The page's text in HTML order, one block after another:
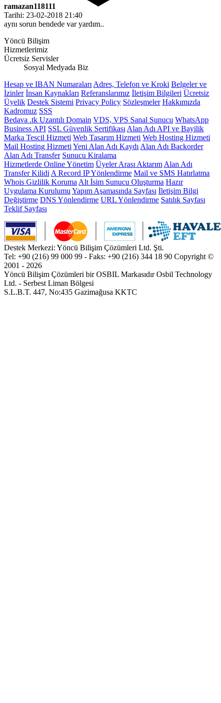
ramazan118111
Tarihi: 23-02-2018 21:40
aynı sorun bendede var yardım..
Yöncü Bilişim
Hizmetlerimiz
Ücretsiz Servisler
Sosyal Medyada Biz
Hesap ve IBAN Numaraları Adres, Telefon ve Kroki Belgeler ve
İzinler İnsan Kaynakları Referanslarımız İletişim Bilgileri Ücretsiz
Üyelik Destek Sistemi Privacy Policy Sözleşmeler Hakkımızda
Kadromuz SSS
Bedava .tk Uzantılı Domain VDS, VPS Sanal Sunucu WhatsApp
Business API SSL Güvenlik Sertifikası Alan Adı API ve Bayilik
Marka Tescil Hizmeti Web Tasarım Hizmeti Web Hosting Hizmeti
Mail Hosting Hizmeti Yeni Alan Adı Kaydı Alan Adı Backorder
Alan Adı Transfer Sunucu Kiralama
Hizmetlerde Online Yönetim Üyeler Arası Aktarım Alan Adı
Transfer Kilidi A Record IP Yönlendirme Mail ve SMS Hatırlatma
Whois Gizlilik Koruma Alt İsim Sunucu Oluşturma Hazır
Uygulama Kurulumu Yapım Aşamasında Sayfası İletişim Bilgi
Değiştirme DNS Yönlendirme URL Yönlendirme Satılık Sayfası
Teklif Sayfası
Destek Merkezi: Yöncü Bilişim Çözümleri Ltd. Şti.
Tel: +90 (216) 99 000 99 - Faks: +90 (216) 344 18 90 Copyright ©
2001 - 2026
Yöncü Bilişim Çözümleri bir OSBIL Markasıdır Osbil Technology
Ltd. - Serbest Liman Bölgesi
S.L.B.T. 447, No:435 Gazimağusa KKTC